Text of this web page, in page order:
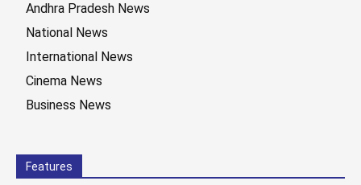
Andhra Pradesh News
National News
International News
Cinema News
Business News
Features